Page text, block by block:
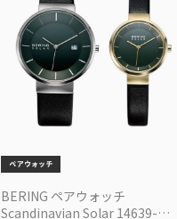
BERING ペアウォッチ
Scandinavian Solar 14639-